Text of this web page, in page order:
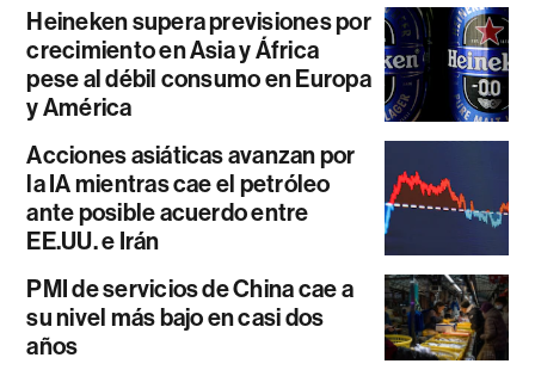
Heineken supera previsiones por
crecimiento en Asia y África
pese al débil consumo en Europa
y América
Acciones asiáticas avanzan por
la IA mientras cae el petróleo
ante posible acuerdo entre
EE.UU. e Irán
PMI de servicios de China cae a
su nivel más bajo en casi dos
años